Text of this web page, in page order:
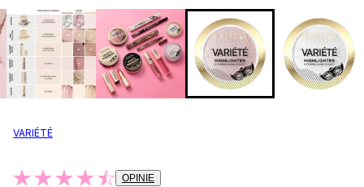
VARIÉTÉ
OPINIE